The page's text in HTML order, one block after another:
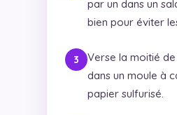
par un dans un
bien pour éviter
Verse la moitié
dans un moule à
papier sulfurisé.